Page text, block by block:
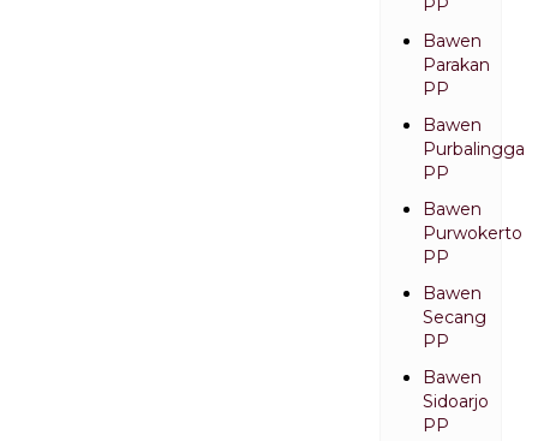
PP
Bawen
Parakan
PP
Bawen
Purbalingga
PP
Bawen
Purwokerto
PP
Bawen
Secang
PP
Bawen
Sidoarjo
PP